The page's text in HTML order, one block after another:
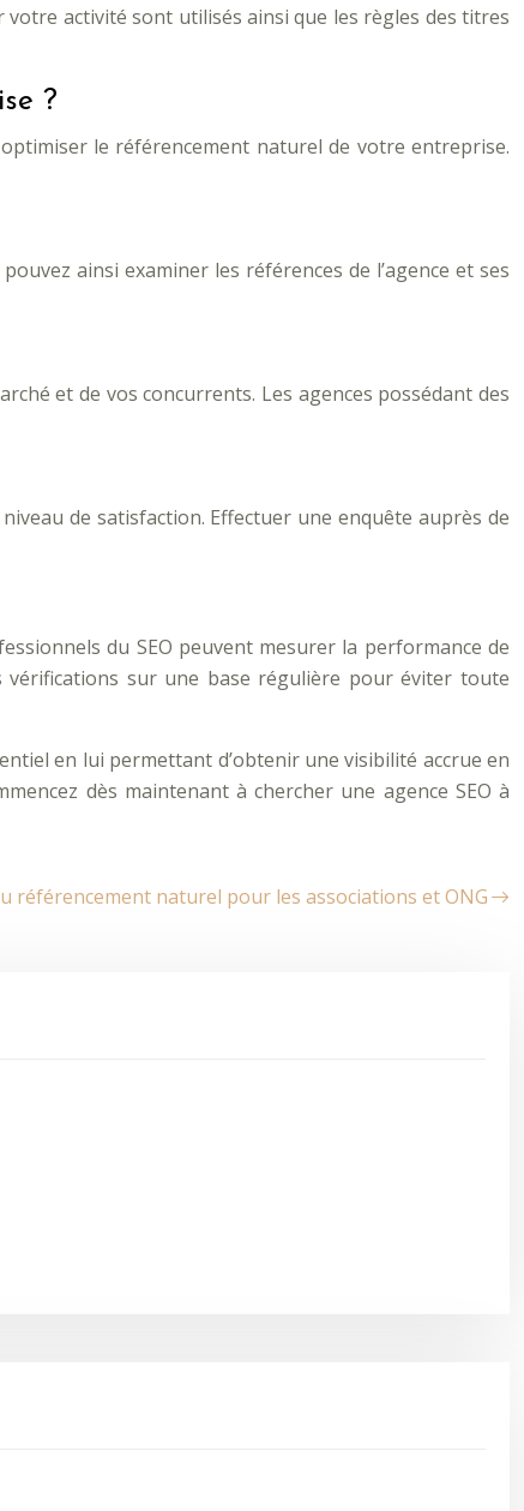
activité sont utilisés ainsi que les règles des titres
?
le référencement naturel de votre entreprise.
ainsi examiner les références de l’agence et ses
et de vos concurrents. Les agences possédant des
de satisfaction. Effectuer une enquête auprès de
du SEO peuvent mesurer la performance de
vérifications sur une base régulière pour éviter toute
en lui permettant d’obtenir une visibilité accrue en
dès maintenant à chercher une agence SEO à
référencement naturel pour les associations et ONG